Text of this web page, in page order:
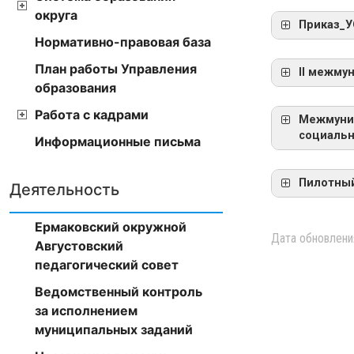
округа
Нормативно-правовая база
План работы Управления
образования
Работа с кадрами
Информационные письма
Деятельность
Ермаковский окружной
Августовский
педагогический совет
Ведомственный контроль
за исполнением
муниципальных заданий
II
Дата